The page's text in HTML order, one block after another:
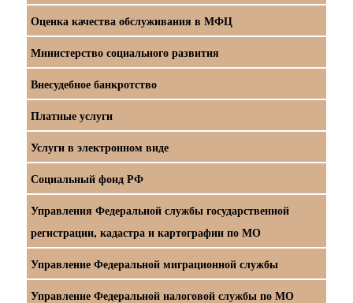
Оценка качества обслуживания в МФЦ
Министерство социального развития
Внесудебное банкротство
Платные услуги
Услуги в электронном виде
Социальный фонд РФ
Управления Федеральной службы государственной
регистрации, кадастра и картографии по МО
Управление Федеральной миграционной службы
Управление Федеральной налоговой службы по МО